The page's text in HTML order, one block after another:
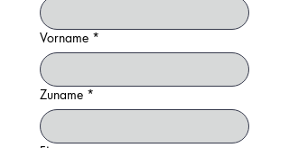
Vorname *
Zuname *